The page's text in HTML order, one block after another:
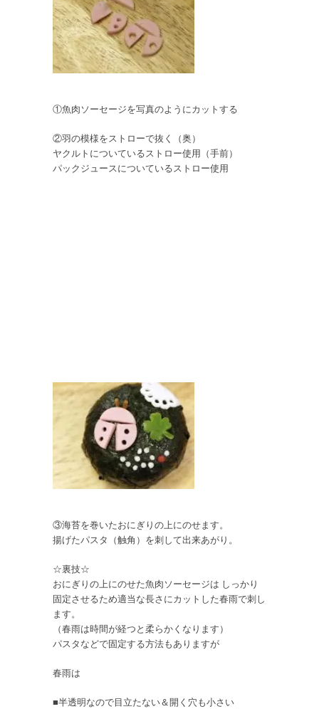
①魚肉ソーセージを写真のようにカットする
②羽の模様をストローで抜く（奥）
ヤクルトについているストロー使用（手前）
パックジュースについているストロー使用
③海苔を巻いたおにぎりの上にのせます。
揚げたパスタ（触角）を刺して出来あがり。
☆裏技☆
おにぎりの上にのせた魚肉ソーセージは しっかり
固定させるため適当な長さにカットした春雨で刺し
ます。
（春雨は時間が経つと柔らかくなります）
パスタなどで固定する方法もありますが
春雨は
■半透明なので目立たない＆開く穴も小さい